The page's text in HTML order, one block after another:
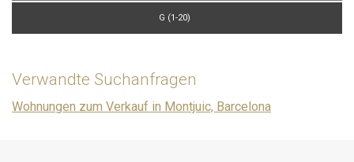
G (1-20)
Verwandte Suchanfragen
Wohnungen zum Verkauf in Montjuic, Barcelona